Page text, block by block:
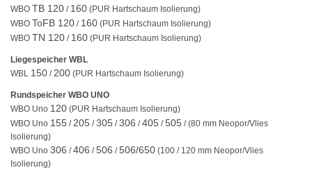
WBO TB 120 / 160 (PUR Hartschaum Isolierung)
WBO ToFB 120 / 160 (PUR Hartschaum Isolierung)
WBO TN 120 / 160 (PUR Hartschaum Isolierung)
Liegespeicher WBL
WBL 150 / 200 (PUR Hartschaum Isolierung)
Rundspeicher WBO UNO
WBO Uno 120 (PUR Hartschaum Isolierung)
WBO Uno 155 / 205 /305 /306 /405 /505 / (80 mm Neopor/Vlies
Isolierung)
WBO Uno 306 /406 /506 /506/650 (100 / 120 mm Neopor/Vlies
Isolierung)